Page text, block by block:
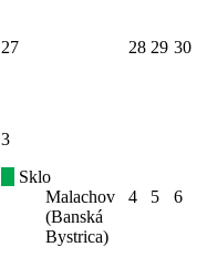
27 28 29 30
3
Sklo
Malachov
(Banská
Bystrica)
4 5 6